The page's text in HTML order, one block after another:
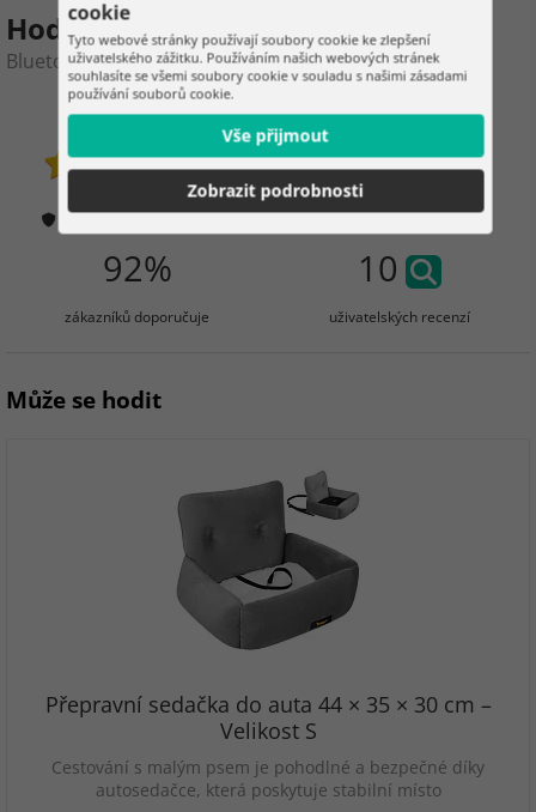
Hodnocení produktu
Bluetooth diagnostika ELM 327
4.6
Jak ověřujeme hodnocení?
619
zákazníků již zakoupilo
92%
zákazníků doporučuje
10
uživatelských recenzí
Může se hodit
Přepravní sedačka do auta 44 × 35 × 30 cm –
Velikost S
Cestování s malým psem je pohodlné a bezpečné díky
autosedačce, která poskytuje stabilní místo
cookie
Tyto webové stránky používají soubory cookie ke zlepšení
uživatelského zážitku. Používáním našich webových stránek
souhlasíte se všemi soubory cookie v souladu s našimi zásadami
používání souborů cookie.
Vše přijmout
Zobrazit podrobnosti